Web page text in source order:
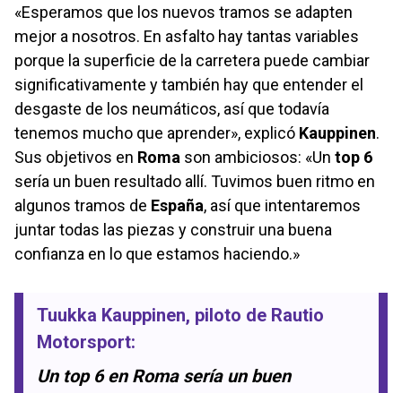
«Esperamos que los nuevos tramos se adapten
mejor a nosotros. En asfalto hay tantas variables
porque la superficie de la carretera puede cambiar
significativamente y también hay que entender el
desgaste de los neumáticos, así que todavía
tenemos mucho que aprender», explicó Kauppinen.
Sus objetivos en Roma son ambiciosos: «Un top 6
sería un buen resultado allí. Tuvimos buen ritmo en
algunos tramos de España, así que intentaremos
juntar todas las piezas y construir una buena
confianza en lo que estamos haciendo.»
Tuukka Kauppinen, piloto de Rautio
Motorsport:
Un top 6 en Roma sería un buen